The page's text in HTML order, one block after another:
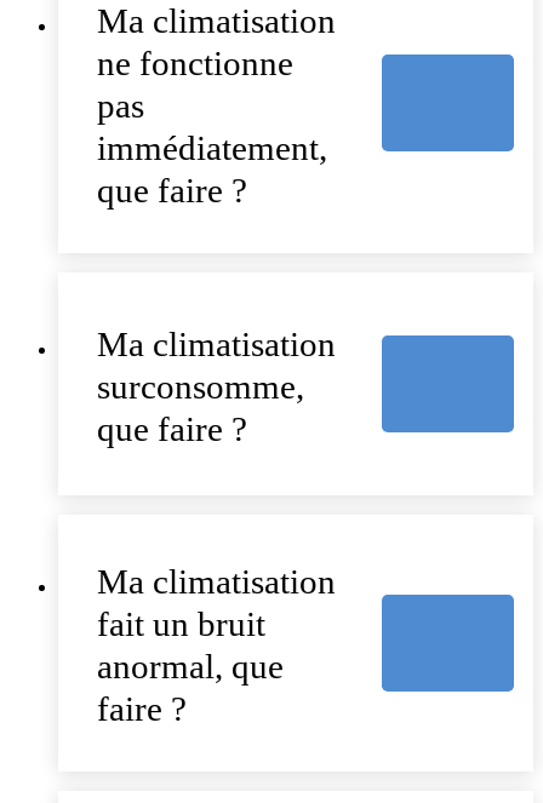
Ma climatisation
ne fonctionne
pas
immédiatement,
que faire ?
Ma climatisation
surconsomme,
que faire ?
Ma climatisation
fait un bruit
anormal, que
faire ?